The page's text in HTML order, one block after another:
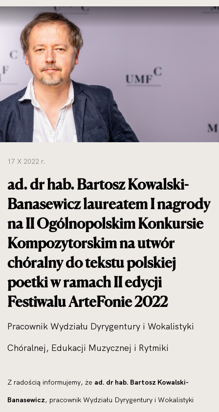
spowoduje
17 X 2022 r.
ad. dr hab. Bartosz Kowalski-
Banasewicz laureatem I nagrody
na II Ogólnopolskim Konkursie
Kompozytorskim na utwór
chóralny do tekstu polskiej
poetki w ramach II edycji
Festiwalu ArteFonie 2022
Pracownik Wydziału Dyrygentury i Wokalistyki
Chóralnej, Edukacji Muzycznej i Rytmiki
Z radością informujemy, że ad. dr hab. Bartosz Kowalski-
Banasewicz, pracownik Wydziału Dyrygentury i Wokalistyki